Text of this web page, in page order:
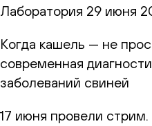
Лаборатория 29 июня
Когда кашель — не
современная
заболеваний свиней
17 июня провели